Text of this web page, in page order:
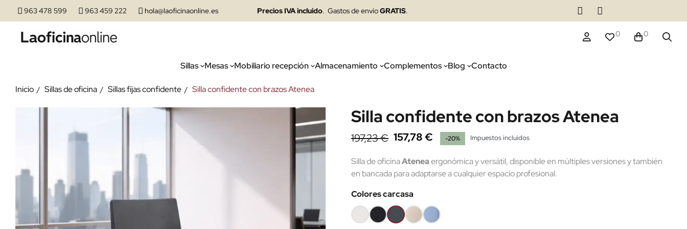
963 478 599 963 459 222 hola@laoficinaonline.es Precios IVA incluido. Gastos de envíoGRATIS.
0 0
Sillas Mesas Mobiliario recepción Almacenamiento Complementos Blog Contacto
Inicio Sillas de oficina Sillas fijas confidente Silla confidente con brazos Atenea
Silla confidente con brazos Atenea
197,23 € 157,78 € -20% Impuestos incluidos
Silla de oficinaAteneaergonómica y versátil, disponible en múltiples versiones y también
en bancada para adaptarse a cualquier espacio profesional.
Colores carcasa
Blanco
01
Negro
02
Gris
grafito
Arena
28
Azul
claro